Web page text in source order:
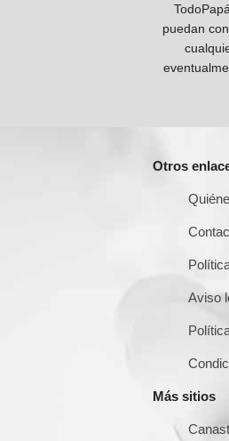
puedan
Otros
Aviso
Más sitios